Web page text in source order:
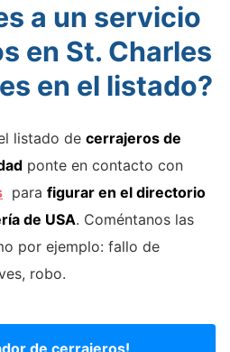
a un servicio
en St. Charles
en el listado?
listado de cerrajeros de
ponte en contacto con
para figurar en el directorio
de USA. Coméntanos las
por ejemplo: fallo de
robo.
de cerrajeros!